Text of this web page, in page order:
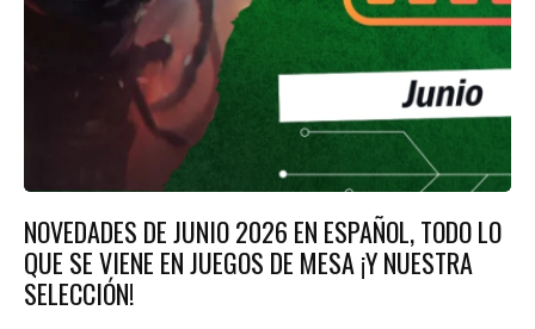
NOVEDADES DE JUNIO 2026 EN ESPAÑOL, TODO LO
QUE SE VIENE EN JUEGOS DE MESA ¡Y NUESTRA
SELECCIÓN!